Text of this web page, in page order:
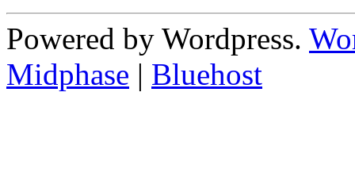
Powered by Wordpress.
Midphase | Bluehost